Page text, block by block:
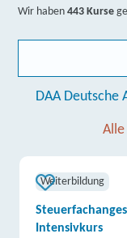
Wir haben443 Kurse
DAA Deutsche
Weiterbildung
Intensivkurs